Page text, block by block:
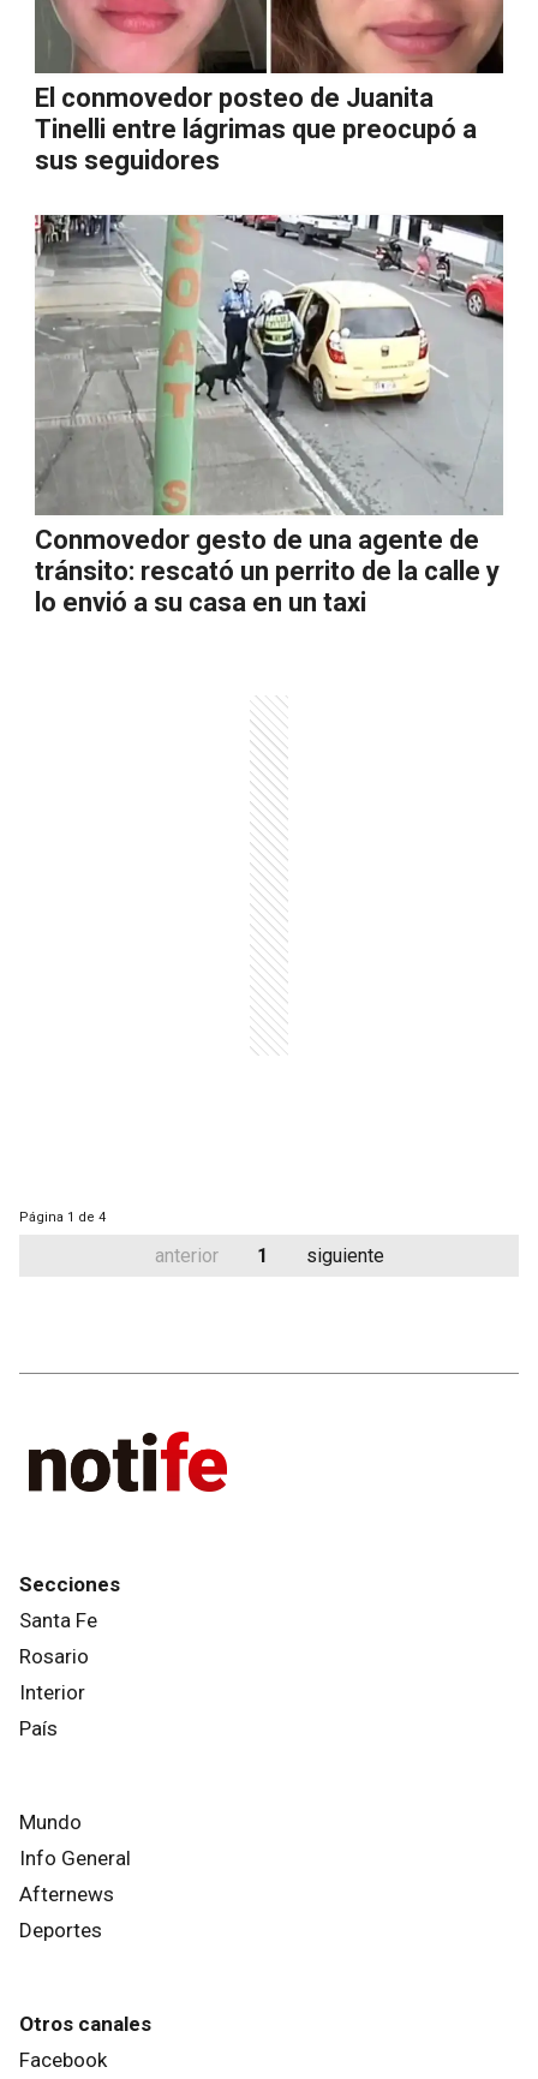
El conmovedor posteo de Juanita
Tinelli entre lágrimas que preocupó a
sus seguidores
Conmovedor gesto de una agente de
tránsito: rescató un perrito de la calle y
lo envió a su casa en un taxi
Página 1 de 4
anterior 1 siguiente
Secciones
Santa Fe
Rosario
Interior
País
Mundo
Info General
Afternews
Deportes
Otros canales
Facebook